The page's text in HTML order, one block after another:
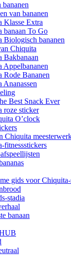
van bananen
Klasse Extra
banaan To Go
Biologisch bananen
Chiquita
Bakbanaan
Appelbananen
Rode Bananen
Ananassen
Best Snack Ever
roze sticker
O’clock
Chiquita
fitnessstickers
gids voor
stadia
banaan